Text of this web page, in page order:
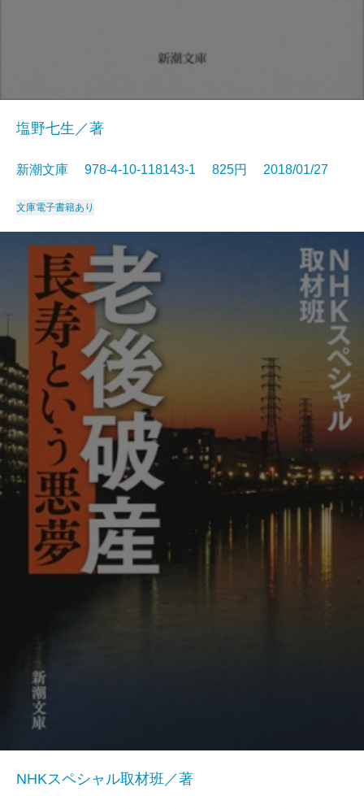
塩野七生／著
新潮文庫 978-4-10-118143-1 825円 2018/01/27
文庫電子書籍あり
NHKスペシャル取材班／著